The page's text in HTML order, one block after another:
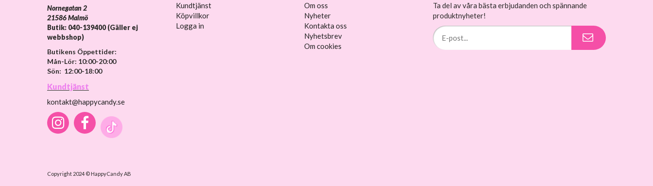
Nornegatan 2
21586 Malmö
Butik: 040-139400 (Gäller ej
webbshop)
Butikens Öppettider:
Mån-Lör: 10:00-20:00
Sön: 12:00-18:00
Kundtjänst
kontakt@happycandy.se
Copyright 2024 © HappyCandy AB
Kundtjänst
Köpvillkor
Logga in
Om oss
Nyheter
Kontakta oss
Nyhetsbrev
Om cookies
Ta del av våra bästa erbjudanden och spännande
produktnyheter!